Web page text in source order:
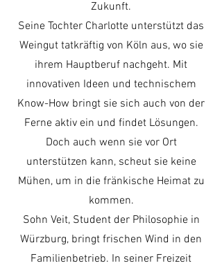
Zukunft.
Seine Tochter Charlotte unterstützt das
Weingut tatkräftig von Köln aus, wo sie
ihrem Hauptberuf nachgeht. Mit
innovativen Ideen und technischem
Know-How bringt sie sich auch von der
Ferne aktiv ein und findet Lösungen.
Doch auch wenn sie vor Ort
unterstützen kann, scheut sie keine
Mühen, um in die fränkische Heimat zu
kommen.
Sohn Veit, Student der Philosophie in
Würzburg, bringt frischen Wind in den
Familienbetrieb. In seiner Freizeit